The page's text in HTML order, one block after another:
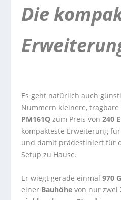
Die
Es geht natürlich auch
Nummern kleinere,
PM161Q zum Preis von240
kompakteste Erweiterung
und damit prädestiniert für
Setup zu Hause.
Er wiegt gerade einmal 970
einer Bauhöhe von nur zwei